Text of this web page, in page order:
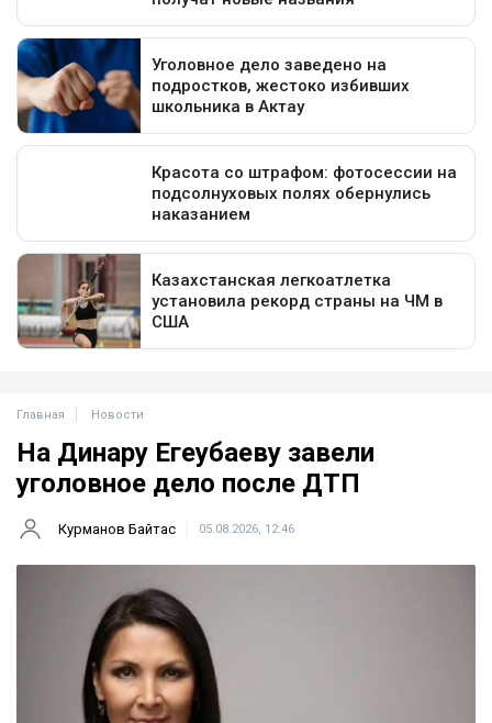
Главная Новости
На Динару Егеубаеву завели
уголовное дело после ДТП
Курманов Байтас 05.08.2026, 12:46